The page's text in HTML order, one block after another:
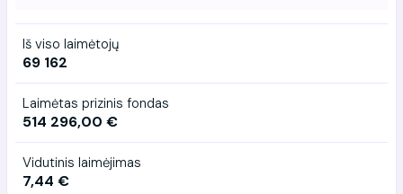
Iš viso laimėtojų
69 162
Laimėtas prizinis fondas
514 296,00 €
Vidutinis laimėjimas
7,44 €